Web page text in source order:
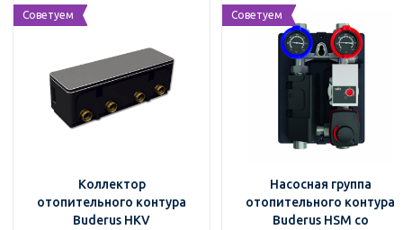
Советуем
Коллектор
отопительного контура
Buderus HKV
Советуем
Насосная группа
отопительного контура
Buderus HSM со